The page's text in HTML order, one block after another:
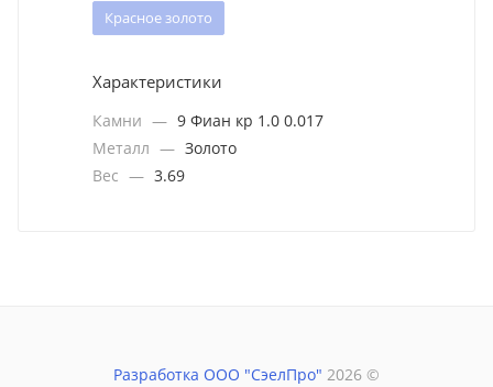
Красное золото
Характеристики
Камни — 9 Фиан кр 1.0 0.017
Металл — Золото
Вес — 3.69
Разработка ООО "СэелПро" 2026 ©